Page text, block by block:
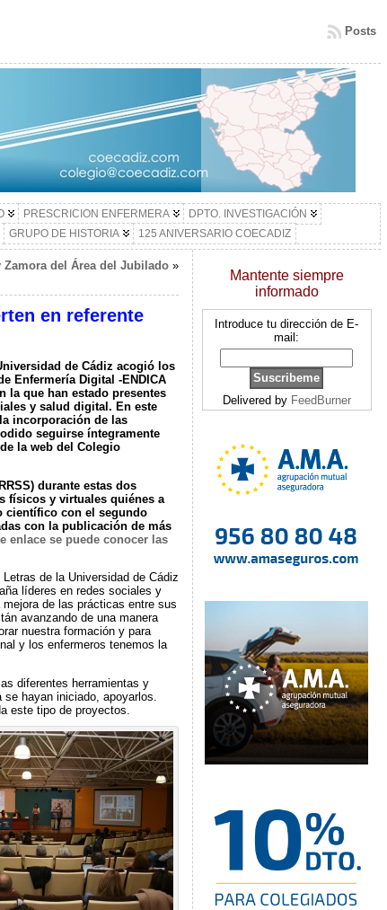
Posts
PRESCRICION ENFERMERA
DPTO. INVESTIGACIÓN
GRUPO DE HISTORIA 125 ANIVERSARIO COECADIZ
Zamora del Área del Jubilado»
en referente
de Cádiz acogió los
Enfermería Digital -ENDICA
la que han estado presentes
y salud digital. En este
incorporación de las
seguirse íntegramente
la web del Colegio
durante estas dos
físicos y virtuales quiénes a
científico con el segundo
con la publicación de más
enlace se puede conocer las
de la Universidad de Cádiz
líderes en redes sociales y
de las prácticas entre sus
avanzando de una manera
nuestra formación y para
y los enfermeros tenemos la
diferentes herramientas y
hayan iniciado, apoyarlos.
este tipo de proyectos.
Mantente siempre
informado
Introduce tu dirección de E-
mail:
Delivered by FeedBurner